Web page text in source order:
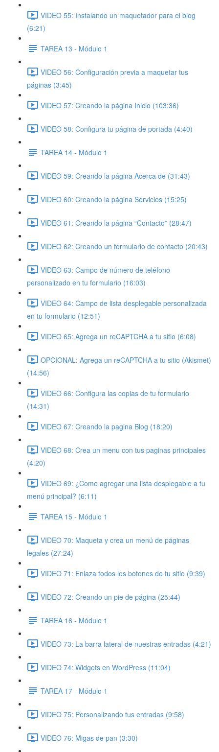
VIDEO 55: Instalando un maquetador para el blog
(6:21)
TAREA 13 - Módulo 1
VIDEO 56: Configuración previa a maquetar tus
páginas (3:45)
VIDEO 57: Creando la página Inicio (103:36)
VIDEO 58: Configura tu página de portada (4:40)
TAREA 14 - Módulo 1
VIDEO 59: Creando la página Acerca de (31:43)
VIDEO 60: Creando la página Servicios (15:25)
VIDEO 61: Creando la página “Contacto” (28:47)
VIDEO 62: Creando un formulario de contacto (20:43)
VIDEO 63: Campo de número de teléfono
personalizado en tu formulario (16:03)
VIDEO 64: Campo de lista desplegable personalizada
en tu formulario (12:51)
VIDEO 65: Agrega un reCAPTCHA a tu sitio (6:08)
OPCIONAL: Agrega un reCAPTCHA a tu sitio (Akismet)
(14:56)
VIDEO 66: Configura las copias de tu formulario
(14:31)
VIDEO 67: Creando la pagina Blog (18:20)
VIDEO 68: Crea un menu con tus paginas principales
(4:20)
VIDEO 69: ¿Como agregar una lista desplegable a tu
menú principal? (6:11)
TAREA 15 - Módulo 1
VIDEO 70: Maqueta y crea un menú de páginas
legales (27:24)
VIDEO 71: Enlaza todos los botones de tu sitio (9:39)
VIDEO 72: Creando un pie de página (25:44)
TAREA 16 - Módulo 1
VIDEO 73: La barra lateral de nuestras entradas (4:21)
VIDEO 74: Widgets en WordPress (11:04)
TAREA 17 - Módulo 1
VIDEO 75: Personalizando tus entradas (9:58)
VIDEO 76: Migas de pan (3:30)